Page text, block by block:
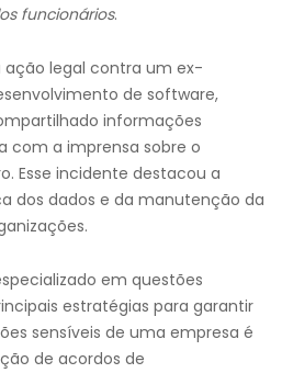
funcionários.
legal contra um ex-
de software,
informações
com a imprensa sobre o
Esse incidente destacou a
dos dados e da manutenção da
em questões
estratégias para garantir
sensíveis de uma empresa é
de acordos de